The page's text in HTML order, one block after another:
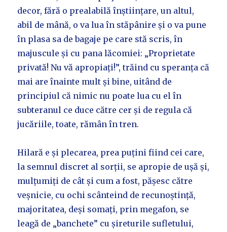
decor, fără o prealabilă înștiințare, un altul,
abil de mână, o va lua în stăpânire și o va pune
în plasa sa de bagaje pe care stă scris, în
majuscule și cu pana lăcomiei: „Proprietate
privată! Nu vă apropiați!”, trăind cu speranța că
mai are înainte mult și bine, uitând de
principiul că nimic nu poate lua cu el în
subteranul ce duce către cer și de regula că
jucăriile, toate, rămân în tren.
Hilară e și plecarea, prea puțini fiind cei care,
la semnul discret al sorții, se apropie de ușă și,
mulțumiți de cât și cum a fost, pășesc către
veșnicie, cu ochi scânteind de recunoștință,
majoritatea, deși somați, prin megafon, se
leagă de „banchete” cu șireturile sufletului,